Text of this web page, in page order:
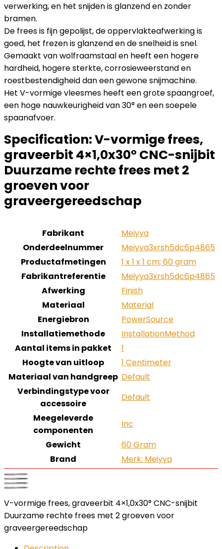
verwerking, en het snijden is glanzend en zonder
bramen.
De frees is fijn gepolijst, de oppervlakteafwerking is
goed, het frezen is glanzend en de snelheid is snel.
Gemaakt van wolfraamstaal en heeft een hogere
hardheid, hogere sterkte, corrosieweerstand en
roestbestendigheid dan een gewone snijmachine.
Het V-vormige vleesmes heeft een grote spaangroef,
een hoge nauwkeurigheid van 30° en een soepele
spaanafvoer.
Specification:V-vormige frees,
graveerbit 4×1,0x30° CNC-snijbit
Duurzame rechte frees met 2
groeven voor
graveergereedschap
Fabrikant
‎Meiyya
Onderdeelnummer
‎Meiyya3xrsh5dc6p4865
Productafmetingen
‎1 x 1 x 1 cm; 60 gram
Fabrikantreferentie
‎Meiyya3xrsh5dc6p4865
Afwerking
‎Finish
Materiaal
‎Material
Energiebron
‎PowerSource
Installatiemethode
‎InstallationMethod
Aantal items in pakket
‎1
Hoogte van uitloop
‎1 Centimeter
Materiaal van handgreep ‎Default
Verbindingstype voor
accessoire
‎Default
Meegeleverde
componenten
‎Inc
Gewicht
‎60 Gram
Brand
Merk: Meiyya
V-vormige frees, graveerbit 4×1,0x30° CNC-snijbit
Duurzame rechte frees met 2 groeven voor
graveergereedschap